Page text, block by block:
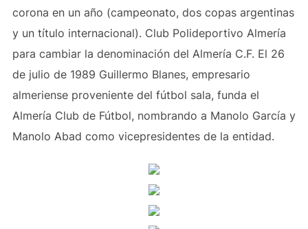
corona en un año (campeonato, dos copas argentinas
y un título internacional). Club Polideportivo Almería
para cambiar la denominación del Almería C.F. El 26
de julio de 1989 Guillermo Blanes, empresario
almeriense proveniente del fútbol sala, funda el
Almería Club de Fútbol, nombrando a Manolo García y
Manolo Abad como vicepresidentes de la entidad.